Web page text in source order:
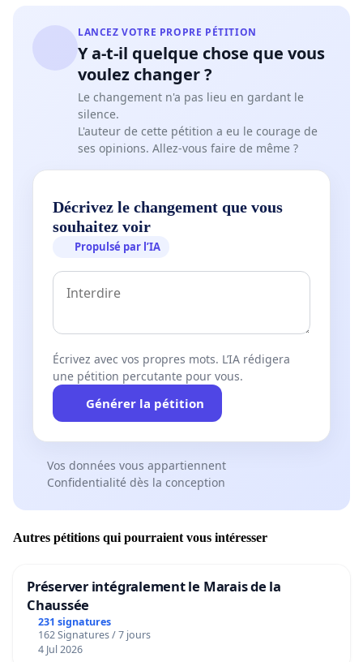
LANCEZ VOTRE PROPRE PÉTITION
Y a-t-il quelque chose que vous
voulez changer ?
Le changement n'a pas lieu en gardant le
silence.
L'auteur de cette pétition a eu le courage de
ses opinions. Allez-vous faire de même ?
Décrivez le changement que vous
souhaitez voir
Propulsé par l’IA
Écrivez avec vos propres mots. L’IA rédigera
une pétition percutante pour vous.
Générer la pétition
Vos données vous appartiennent
Confidentialité dès la conception
Autres pétitions qui pourraient vous intéresser
Préserver intégralement le Marais de la
Chaussée
231 signatures
162 Signatures / 7 jours
4 Jul 2026